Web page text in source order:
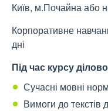
Київ, м.Почайна або
Корпоративне
дні
Під час курсу
Сучасні мовні
Вимоги до текстів